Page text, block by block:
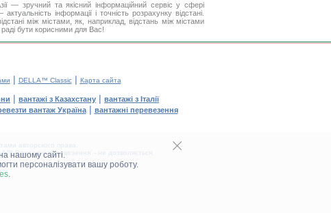
нашому сайті.
персоналізувати вашу роботу.
.
— зручний та якісний інформаційний сервіс у сфері
інформації і точність розрахунку відстані.
між містами, як, наприклад, відстань між містами
бути корисними для Вас!
| DELLA™ Classic| Карта сайта
| вантажі з Казахстану | вантажі з Італії
вантаж Україна| вантажні перевезення
авторского права.
Вантажні перевезення' - не дозволяється.